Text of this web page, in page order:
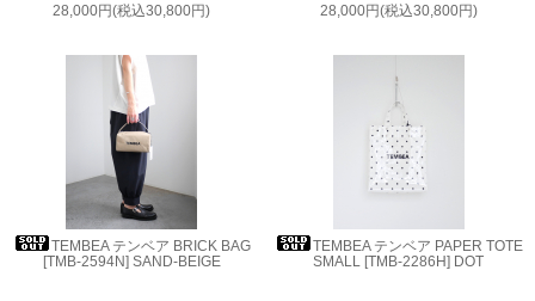
28,000円(税込30,800円) 28,000円(税込30,800円)
TEMBEA テンベア BRICK BAG
[TMB-2594N] SAND-BEIGE
TEMBEA テンベア PAPER TOTE
SMALL [TMB-2286H] DOT